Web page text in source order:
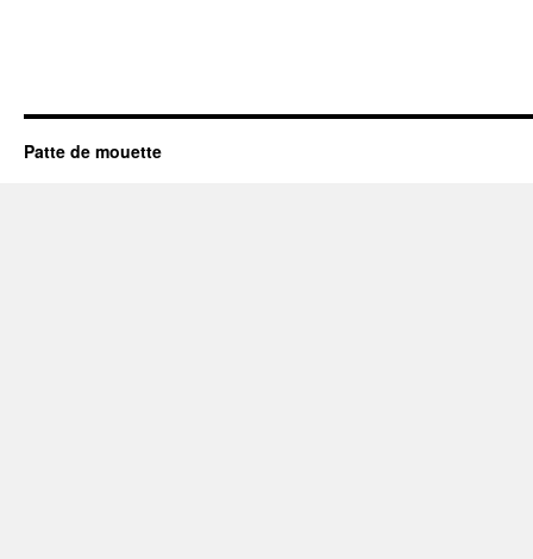
Patte de mouette